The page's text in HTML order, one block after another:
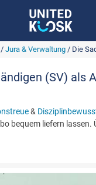
Jura & Verwaltung/ Die
(SV) als
&
bequem liefern lassen.